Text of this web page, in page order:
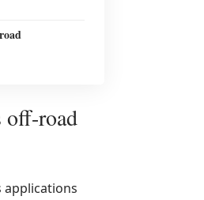
off-road
applications